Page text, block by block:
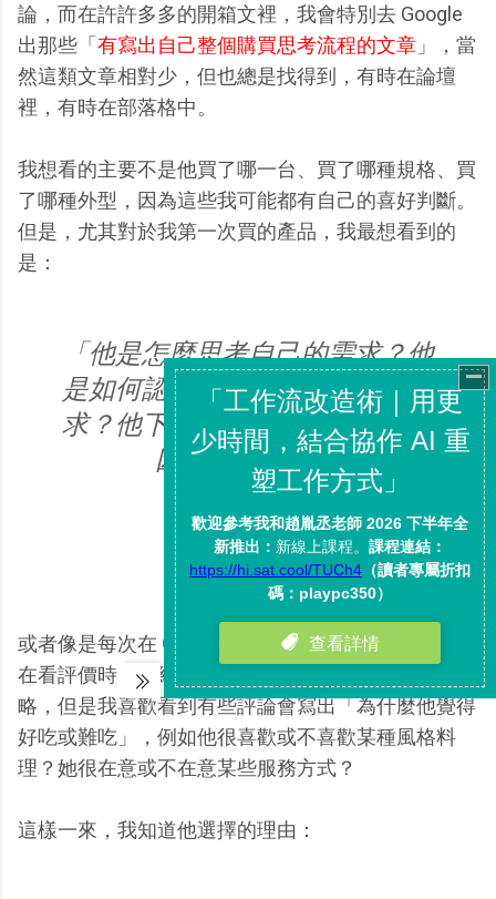
論，而在許許多多的開箱文裡，我會特別去 Google
出那些「 有寫出自己整個購買思考流程的文章 」，當
然這類文章相對少，但也總是找得到，有時在論壇
裡，有時在部落格中。
我想看的主要不是他買了哪一台、買了哪種規格、買
了哪種外型，因為這些我可能都有自己的喜好判斷。
但是，尤其對於我第一次買的產品，我最想看到的
是：
「他是怎麼思考自己的需求？他
是如何認為這台產品符合他的需
求？他下決策的判斷流程與決定
因素是什麼？」
或者像是每次在 Google 地圖
上搜尋新餐廳，我自己
在看評價時，單純的好吃、難吃的評價通常會被我忽
略，但是我喜歡看到有些評論會寫出「為什麼他覺得
好吃或難吃」，例如他很喜歡或不喜歡某種風格料
理？她很在意或不在意某些服務方式？
這樣一來，我知道他選擇的理由：